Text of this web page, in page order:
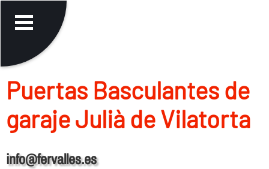
Puertas Basculantes de
garaje Julià de Vilatorta
info@fervalles.es